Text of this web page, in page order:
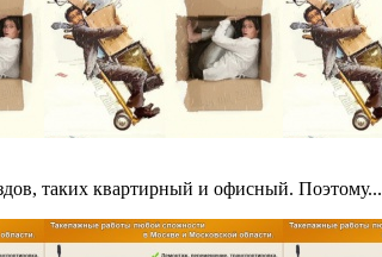
таких квартирный и офисный. Поэтому...